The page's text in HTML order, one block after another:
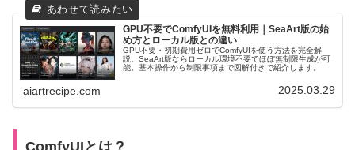
GPU不要でComfyUIを無料利用｜SeaArt版の始
め方とローカル版との違い
GPU不要・初期費用ゼロでComfyUIを使う方法を完全解
説。SeaArt版ならローカル環境不要でほぼ無制限生成が可
能。基本操作から制限事項まで図解付きで紹介します。
aiartrecipe.com 2025.03.29
ComfyUIとは？